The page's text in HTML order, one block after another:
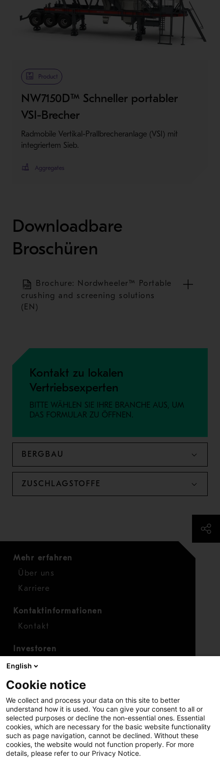
Product
NW7150D™ Schneller portabler
VSI-Brecher
Radmobile Vertikal-Prallbrecheranlage (VSI) mit
integriertem Sieb.
Aggregates
Downloadbare
Broschüren
Brochure: Nordwheeler™ Portable
crushing and screening solutions
(EN)
Kontakt zu lokalen
Vertriebsexperten
BITTE WÄHLEN SIE IHRE BRANCHE AUS, UM
DAS FORMULAR ZU ÖFFNEN.
BERGBAU
ZUSCHLAGSTOFFE
Mehr erfahren
Über uns
Karriere
Kontaktinformationen
Kontakt
Investoren
Investorenkalender
Finanzen
English
Cookie notice
We collect and process your data on this site to better
understand how it is used. You can give your consent to all or
selected purposes or decline the non-essential ones. Essential
cookies, which are necessary for the basic website functionality
such as page navigation, cannot be declined. Without these
cookies, the website would not function properly. For more
details, please refer to our Privacy Notice.